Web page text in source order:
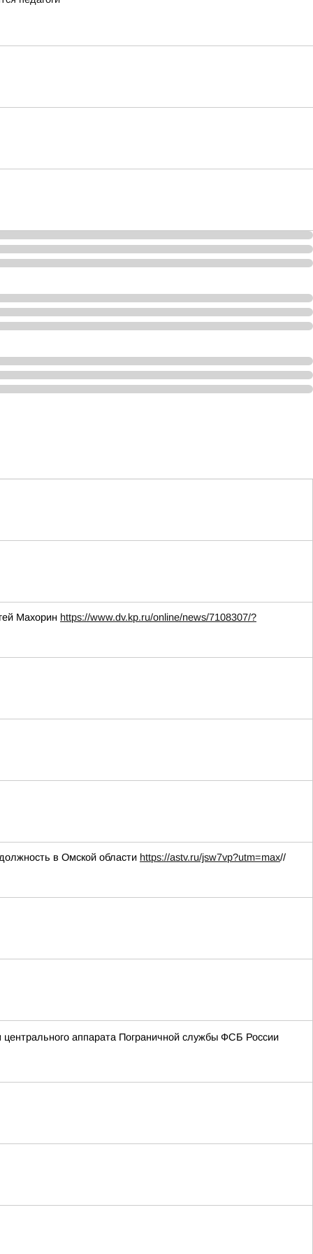
Махорин https://www.dv.kp.ru/online/news/7108307/?
в Омской области https://astv.ru/jsw7vp?utm=max//
аппарата Пограничной службы ФСБ России